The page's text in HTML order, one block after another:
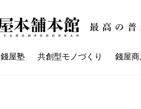
錢屋塾 共創型モノづくり 錢屋商